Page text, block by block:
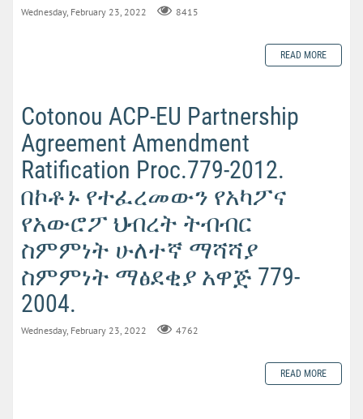
Wednesday, February 23, 2022 8415
READ MORE
Cotonou ACP-EU Partnership
Agreement Amendment
Ratification Proc.779-2012.
በኮቶኑ የተፈረመውን የአካፖና
የአውሮፖ ህብረት ትብብር
ስምምነት ሁለተኛ ማሻሻያ
ስምምነት ማፅደቂያ አዋጅ 779-
2004.
Wednesday, February 23, 2022 4762
READ MORE